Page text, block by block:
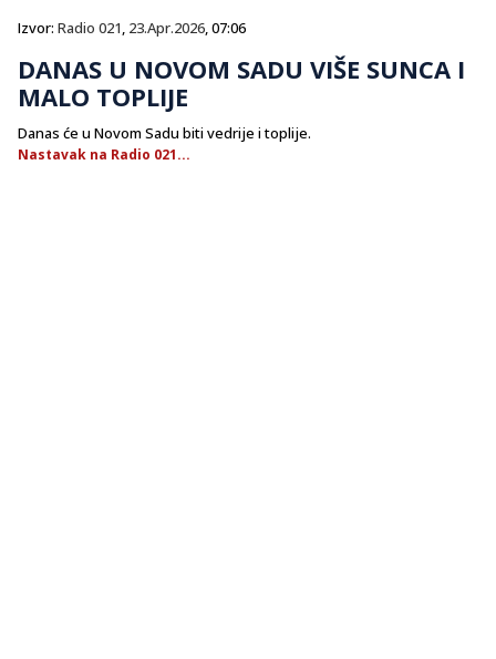
Izvor: Radio 021, 23.Apr.2026, 07:06
DANAS U NOVOM SADU VIŠE SUNCA I
MALO TOPLIJE
Danas će u Novom Sadu biti vedrije i toplije.
Nastavak na Radio 021...